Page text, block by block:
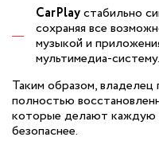
CarPlayстабильно
сохраняя все
музыкой и
мультимедиа-систему.
Таким образом,
полностью
которые делают каждую
безопаснее.